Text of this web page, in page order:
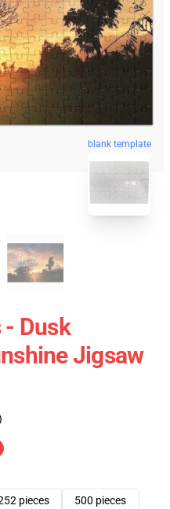
blank template
Dusk
Jigsaw
pieces
500 pieces